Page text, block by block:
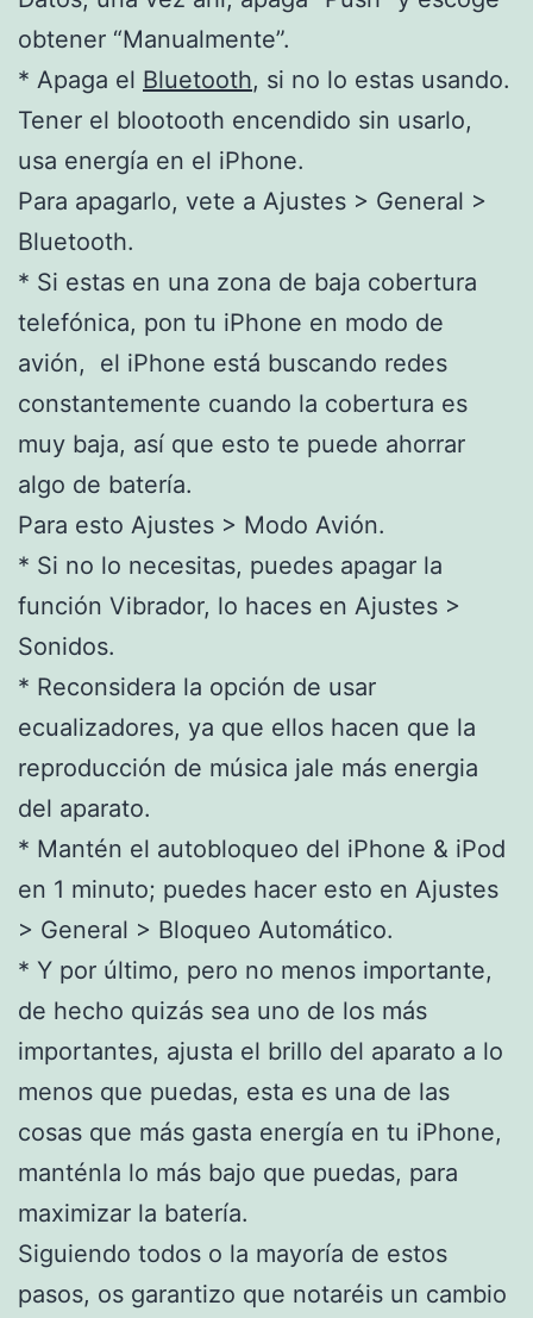
obtener “Manualmente”.
* Apaga el Bluetooth, si no lo estas usando.
Tener el blootooth encendido sin usarlo,
usa energía en el iPhone.
Para apagarlo, vete a Ajustes > General >
Bluetooth.
* Si estas en una zona de baja cobertura
telefónica, pon tu iPhone en modo de
avión, el iPhone está buscando redes
constantemente cuando la cobertura es
muy baja, así que esto te puede ahorrar
algo de batería.
Para esto Ajustes > Modo Avión.
* Si no lo necesitas, puedes apagar la
función Vibrador, lo haces en Ajustes >
Sonidos.
* Reconsidera la opción de usar
ecualizadores, ya que ellos hacen que la
reproducción de música jale más energia
del aparato.
* Mantén el autobloqueo del iPhone & iPod
en 1 minuto; puedes hacer esto en Ajustes
> General > Bloqueo Automático.
* Y por último, pero no menos importante,
de hecho quizás sea uno de los más
importantes, ajusta el brillo del aparato a lo
menos que puedas, esta es una de las
cosas que más gasta energía en tu iPhone,
manténla lo más bajo que puedas, para
maximizar la batería.
Siguiendo todos o la mayoría de estos
pasos, os garantizo que notaréis un cambio